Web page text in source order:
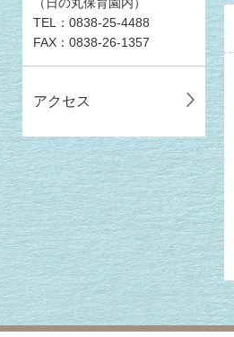
TEL：0838-25-4488
FAX：0838-26-1357
アクセス